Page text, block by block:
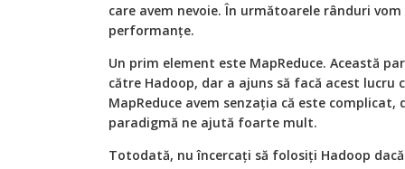
care avem nevoie. În următoarele rânduri
performanțe.
Un prim element este MapReduce. Această
către Hadoop, dar a ajuns să facă acest lucru
MapReduce avem senzația că este
paradigmă ne ajută foarte mult.
Totodată, nu încercați să folosiți Hadoop